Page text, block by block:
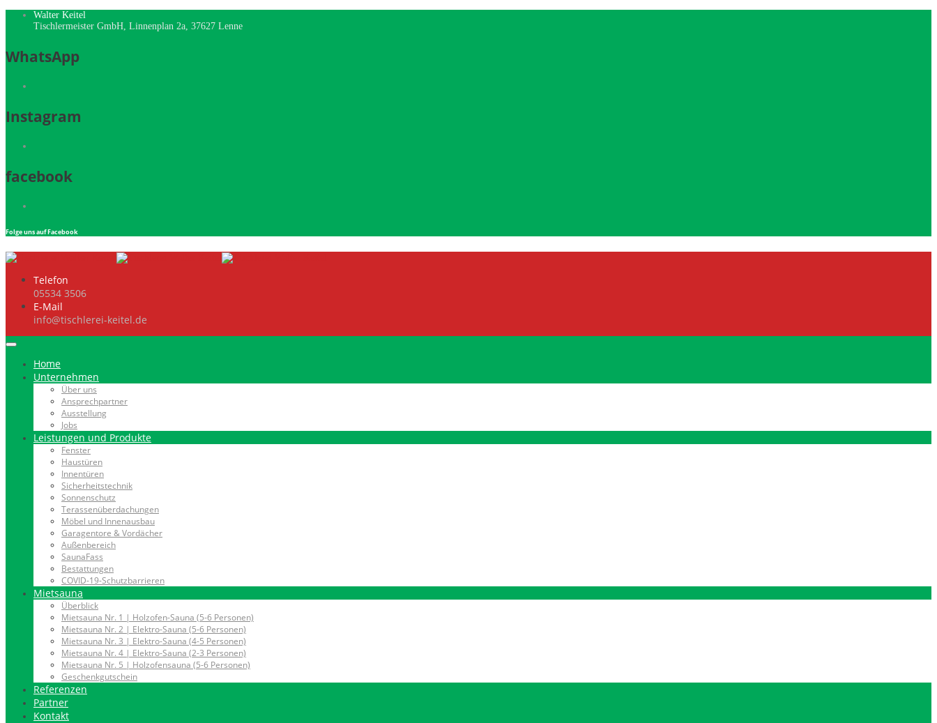
Walter Keitel
Tischlermeister GmbH, Linnenplan 2a, 37627 Lenne
WhatsApp
Instagram
facebook
Folge uns auf Facebook
Telefon
05534 3506
E-Mail
info@tischlerei-keitel.de
Home
Unternehmen
Über uns
Ansprechpartner
Ausstellung
Jobs
Leistungen und Produkte
Fenster
Haustüren
Innentüren
Sicherheitstechnik
Sonnenschutz
Terassenüberdachungen
Möbel und Innenausbau
Garagentore & Vordächer
Außenbereich
SaunaFass
Bestattungen
COVID-19-Schutzbarrieren
Mietsauna
Überblick
Mietsauna Nr. 1 | Holzofen-Sauna (5-6 Personen)
Mietsauna Nr. 2 | Elektro-Sauna (5-6 Personen)
Mietsauna Nr. 3 | Elektro-Sauna (4-5 Personen)
Mietsauna Nr. 4 | Elektro-Sauna (2-3 Personen)
Mietsauna Nr. 5 | Holzofensauna (5-6 Personen)
Geschenkgutschein
Referenzen
Partner
Kontakt